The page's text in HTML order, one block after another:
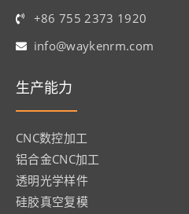
+86 755 2373 1920
info@waykenrm.com​
生产能力
CNC数控加工
铝合金CNC加工
透明光学样件
硅胶真空复模